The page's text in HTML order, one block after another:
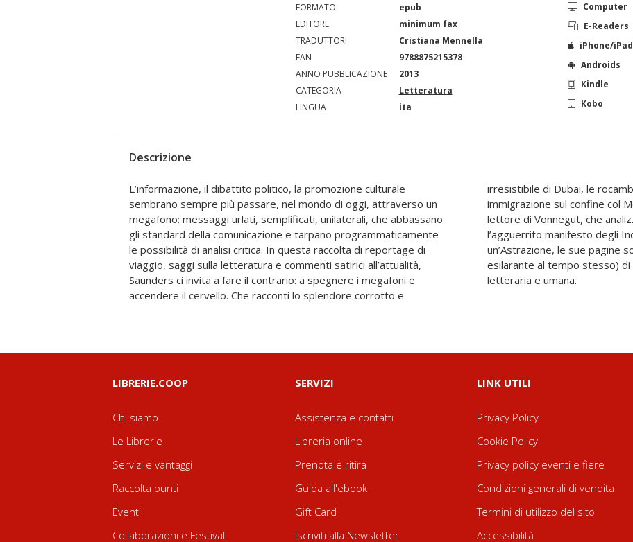
FORMATO
epub
EDITORE
minimum fax
TRADUTTORI
Cristiana Mennella
EAN
9788875215378
ANNO PUBBLICAZIONE
2013
CATEGORIA
Letteratura
LINGUA
ita
Computer
E-Readers
iPhone/iPad
Androids
Kindle
Kobo
Descrizione
L’informazione, il dibattito politico, la promozione culturale
sembrano sempre più passare, nel mondo di oggi, attraverso un
megafono: messaggi urlati, semplificati, unilaterali, che abbassano
gli standard della comunicazione e tarpano programmaticamente
le possibilità di analisi critica. In questa raccolta di reportage di
viaggio, saggi sulla letteratura e commenti satirici all’attualità,
Saunders ci invita a fare il contrario: a spegnere i megafoni e
accendere il cervello. Che racconti lo splendore corrotto e
irresistibile di Dubai, le rocambolesche ronde notturne anti-
immigrazione sul confine col Messico o ricordi la sua esperienza di
lettore di Vonnegut, che analizzi la scrittura di Twain o che stili
l’agguerrito manifesto degli Individui Riluttanti a Uccidere per
un’Astrazione, le sue pagine sono una lezione (serissima ed
esilarante al tempo stesso) di lucidità intellettuale e di sensibilità
letteraria e umana.
LIBRERIE.COOP
Chi siamo
Le Librerie
Servizi e vantaggi
Raccolta punti
Eventi
Collaborazioni e Festival
SERVIZI
Assistenza e contatti
Libreria online
Prenota e ritira
Guida all'ebook
Gift Card
Iscriviti alla Newsletter
LINK UTILI
Privacy Policy
Cookie Policy
Privacy policy eventi e fiere
Condizioni generali di vendita
Termini di utilizzo del sito
Accessibilità